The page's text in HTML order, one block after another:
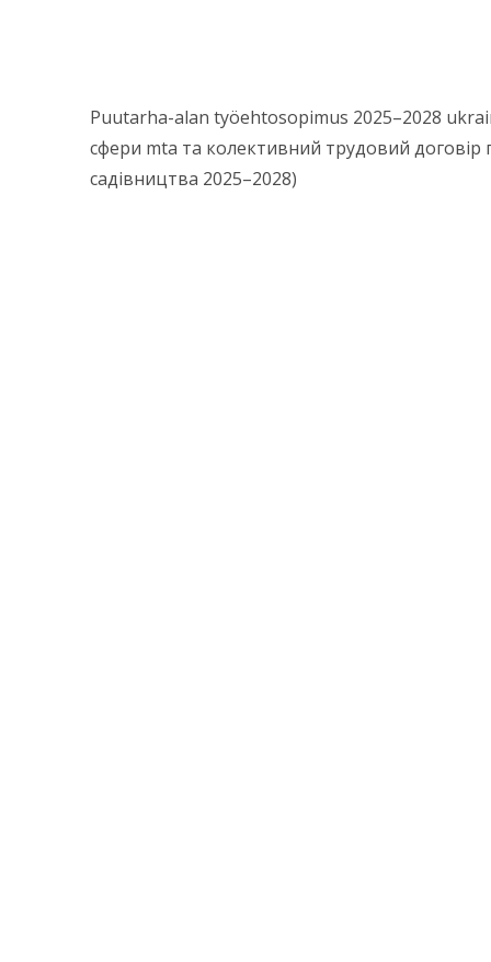
Puutarha-alan työehtosopimus 2025–2028
сфери mta та колективний трудовий договір
садівництва 2025–2028)